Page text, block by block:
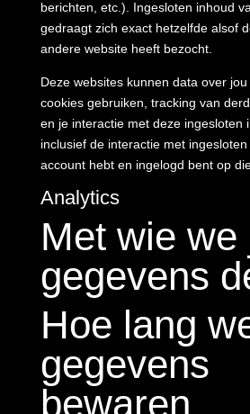
berichten, etc.). Ingesloten inhoud
gedraagt zich exact hetzelfde alsof
andere website heeft bezocht.
Deze websites kunnen data over jou
cookies gebruiken, tracking van
en je interactie met deze ingesloten
inclusief de interactie met
account hebt en ingelogd bent op
Analytics
Met wie we
gegevens
Hoe lang
gegevens
bewaren